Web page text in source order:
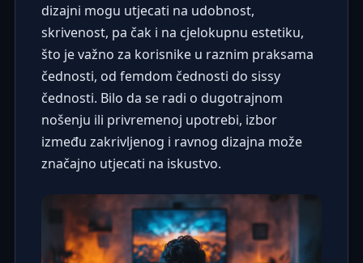
dizajni mogu utjecati na udobnost,
skrivenost, pa čak i na cjelokupnu estetiku,
što je važno za korisnike u raznim praksama
čednosti, od femdom čednosti do sissy
čednosti. Bilo da se radi o dugotrajnom
nošenju ili privremenoj upotrebi, izbor
između zakrivljenog i ravnog dizajna može
značajno utjecati na iskustvo.